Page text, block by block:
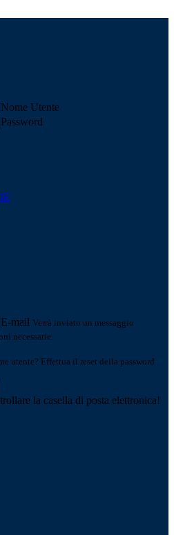
Nome Utente
Password
E-mail Verrà inviato un messaggio
necessarie.
utente? Effettua il reset della password
la casella di posta elettronica!